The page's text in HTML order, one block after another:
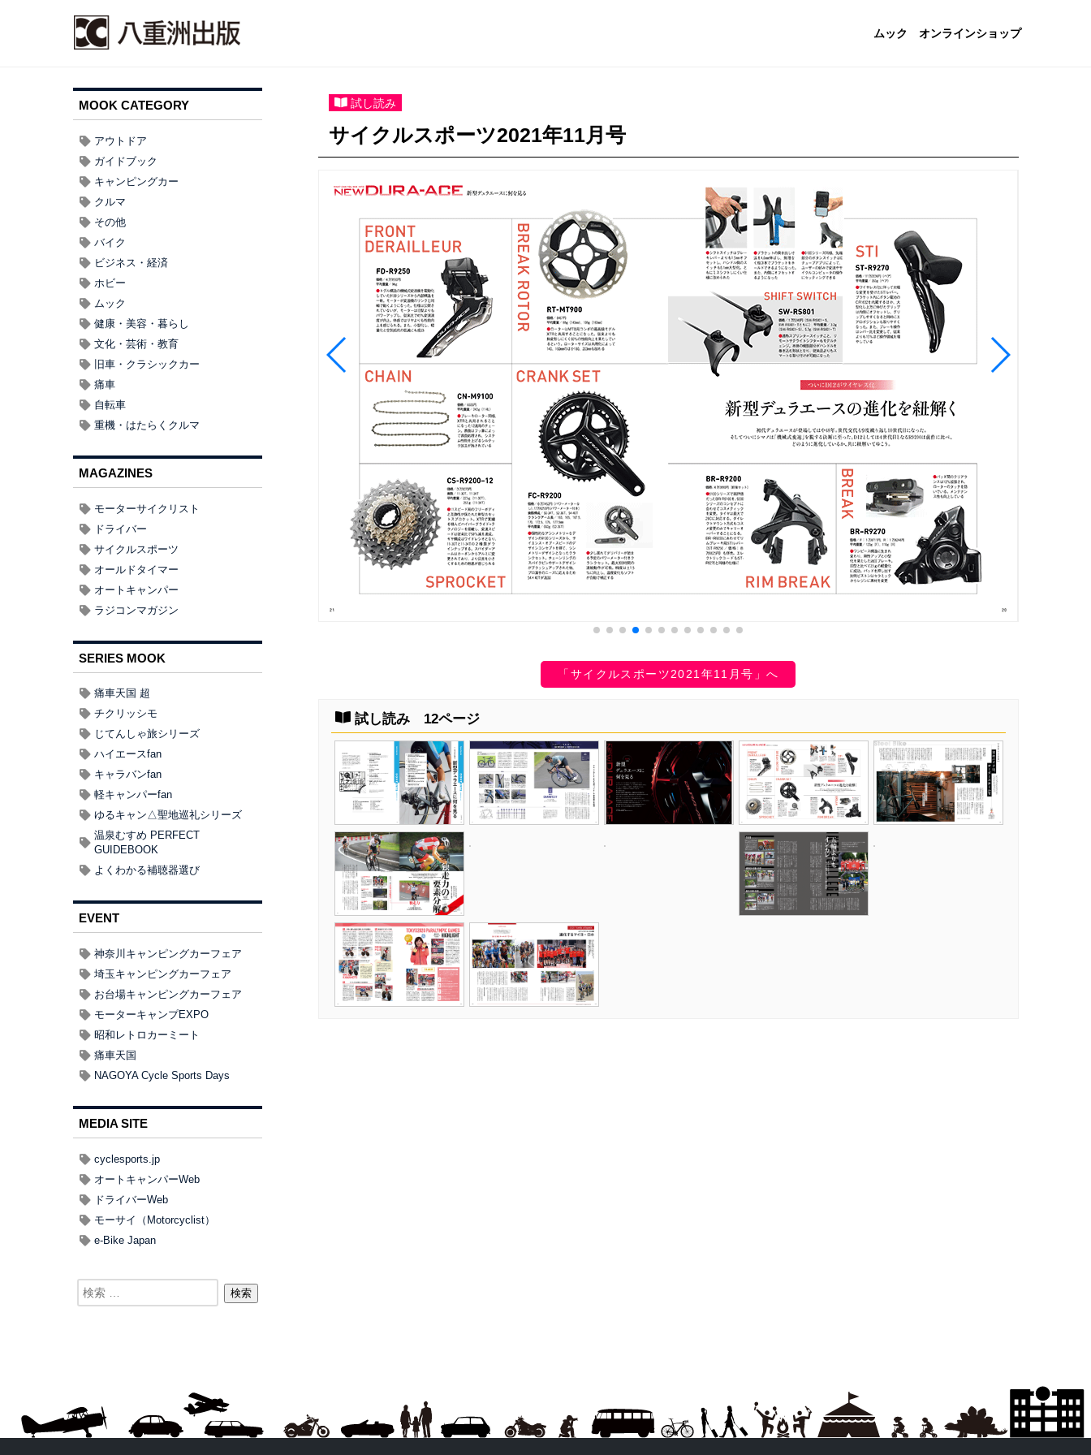
ムック オンラインショップ
試し読み
サイクルスポーツ2021年11月号
「サイクルスポーツ2021年11月号」へ
試し読み 12ページ
MOOK CATEGORY
アウトドア
ガイドブック
キャンピングカー
クルマ
その他
バイク
ビジネス・経済
ホビー
ムック
健康・美容・暮らし
文化・芸術・教育
旧車・クラシックカー
痛車
自転車
重機・はたらくクルマ
MAGAZINES
モーターサイクリスト
ドライバー
サイクルスポーツ
オールドタイマー
オートキャンパー
ラジコンマガジン
SERIES MOOK
痛車天国 超
チクリッシモ
じてんしゃ旅シリーズ
ハイエースfan
キャラバンfan
軽キャンパーfan
ゆるキャン△聖地巡礼シリーズ
温泉むすめ PERFECT
GUIDEBOOK
よくわかる補聴器選び
EVENT
神奈川キャンピングカーフェア
埼玉キャンピングカーフェア
お台場キャンピングカーフェア
モーターキャンプEXPO
昭和レトロカーミート
痛車天国
NAGOYA Cycle Sports Days
MEDIA SITE
cyclesports.jp
オートキャンパーWeb
ドライバーWeb
モーサイ（Motorcyclist）
e-Bike Japan